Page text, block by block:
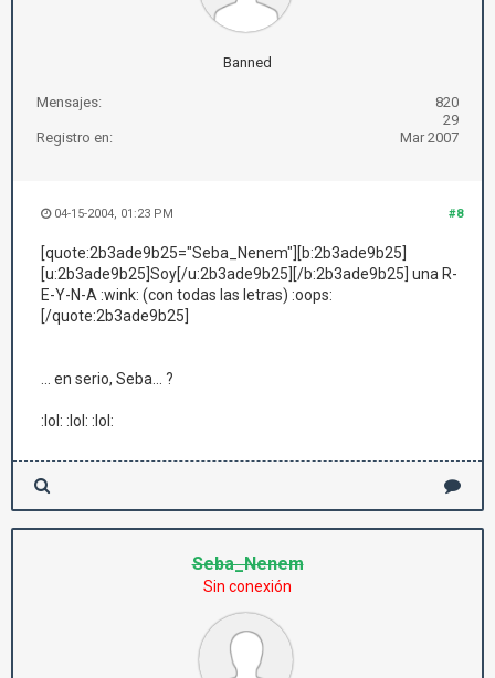
Banned
Mensajes:
820
29
Registro en:
Mar 2007
#8
04-15-2004, 01:23 PM
[quote:2b3ade9b25="Seba_Nenem"][b:2b3ade9b25]
[u:2b3ade9b25]Soy[/u:2b3ade9b25][/b:2b3ade9b25] una R-
E-Y-N-A :wink: (con todas las letras) :oops:
[/quote:2b3ade9b25]
... en serio, Seba... ?
:lol: :lol: :lol:
Seba_Nenem
Sin conexión